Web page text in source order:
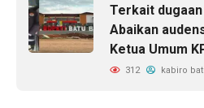
Terkait
Abaikan
Ketua Umum
312 kabiro